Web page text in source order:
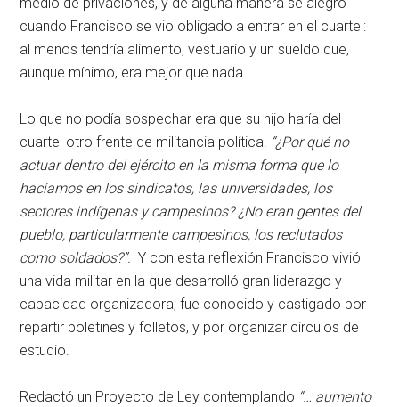
cuando Francisco se vio obligado a entrar en el cuartel:
al menos tendría alimento, vestuario y un sueldo que,
aunque mínimo, era mejor que nada.
Lo que no podía sospechar era que su hijo haría del
cuartel otro frente de militancia política. “¿Por qué no
actuar dentro del ejército en la misma forma que lo
hacíamos en los sindicatos, las universidades, los
sectores indígenas y campesinos? ¿No eran gentes del
pueblo, particularmente campesinos, los reclutados
como soldados?”. Y con esta reflexión Francisco vivió
una vida militar en la que desarrolló gran liderazgo y
capacidad organizadora; fue conocido y castigado por
repartir boletines y folletos, y por organizar círculos de
estudio.
Redactó un Proyecto de Ley contemplando “… aumento